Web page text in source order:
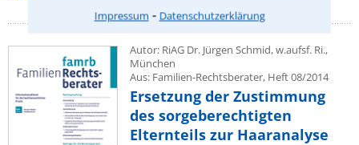
Impressum ⁃ Datenschutzerklärung
Autor: RiAG Dr. Jürgen Schmid, w.aufsf. Ri.,
München
Aus: Familien-Rechtsberater, Heft 08/2014
Ersetzung der Zustimmung
des sorgeberechtigten
Elternteils zur Haaranalyse